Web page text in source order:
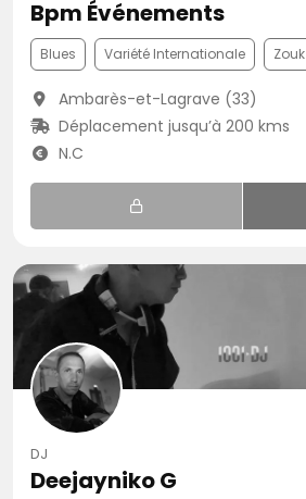
Bpm Événements
Blues Variété Internationale Zouk
Ambarès-et-Lagrave (33)
Déplacement jusqu’à 200 kms
N.C
DJ
Deejayniko G